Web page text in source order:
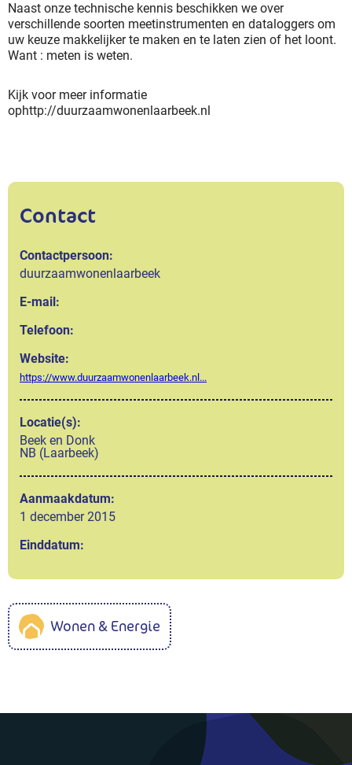
Naast onze technische kennis beschikken we over
verschillende soorten meetinstrumenten en dataloggers om
uw keuze makkelijker te maken en te laten zien of het loont.
Want : meten is weten.
Kijk voor meer informatie
ophttp://duurzaamwonenlaarbeek.nl
Contact
Contactpersoon:
duurzaamwonenlaarbeek
E-mail:
Telefoon:
Website:
https://www.duurzaamwonenlaarbeek.nl...
Locatie(s):
Beek en Donk
NB (Laarbeek)
Aanmaakdatum:
1 december 2015
Einddatum:
Wonen & Energie